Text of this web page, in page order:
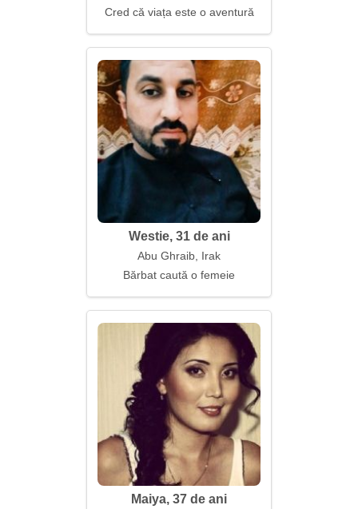
Cred că viața este o aventură
Westie, 31 de ani
Abu Ghraib, Irak
Bărbat caută o femeie
Maiya, 37 de ani